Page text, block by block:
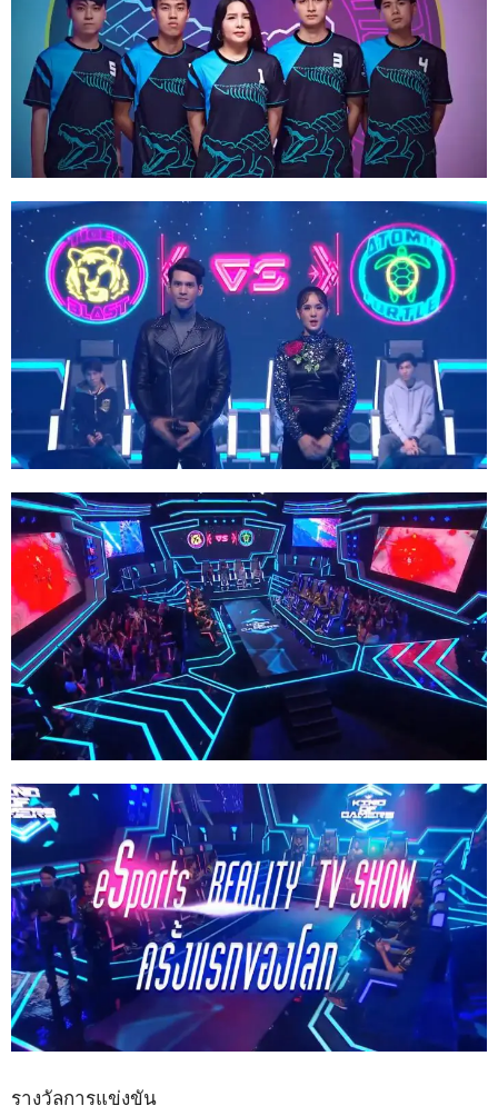
รางวัลการแข่งขัน